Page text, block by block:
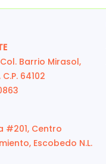
Barrio Mirasol,
64102
#201, Centro
Escobedo N.L.